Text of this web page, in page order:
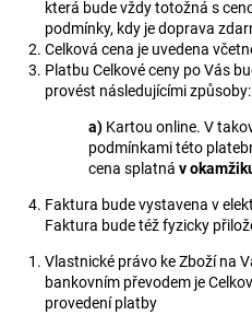
která bude vždy totožná s
podmínky, kdy je doprava
Celková cena je uvedena
Platbu Celkové ceny po Vás
provést následujícími způsoby:
a) Kartou online. V
podmínkami této
cena splatná v
Faktura bude vystavena v
Faktura bude též fyzicky
Vlastnické právo ke Zboží na
bankovním převodem je
provedení platby